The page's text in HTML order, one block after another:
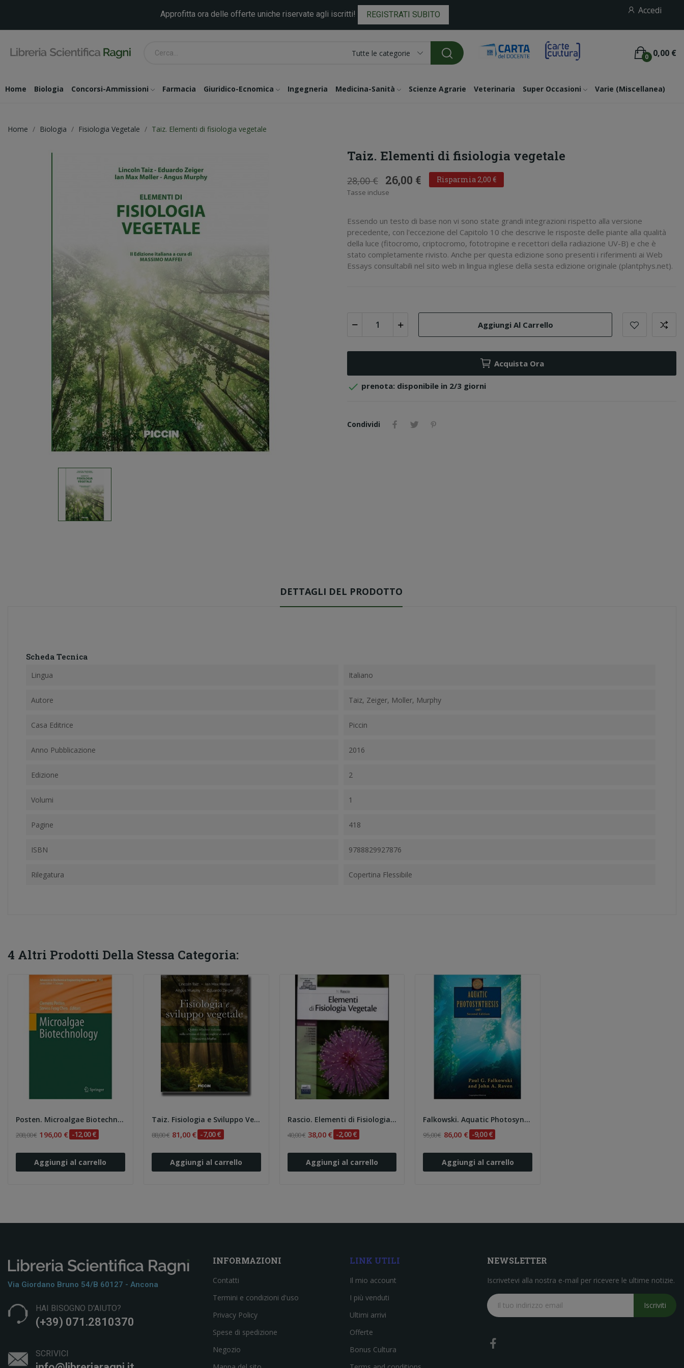
Approfitta ora delle offerte uniche riservate agli iscritti! REGISTRATI SUBITO Accedi
Tutte le categorie 0,00 €
0
Home Biologia Concorsi-Ammissioni Farmacia Giuridico-Ecnomica Ingegneria Medicina-Sanità Scienze Agrarie Veterinaria Super Occasioni Varie (miscellanea)
Home Biologia Fisiologia Vegetale Taiz. Elementi di fisiologia vegetale
Taiz. Elementi di fisiologia vegetale
28,00 € 26,00 € Risparmia 2,00 €
Tasse incluse
Essendo un testo di base non vi sono state grandi integrazioni rispetto alla versione
precedente, con l'eccezione del Capitolo 10 che descrive le risposte delle piante alla qualità
della luce (fitocromo, criptocromo, fototropine e recettori della radiazione UV-B) e che è
stato completamente rivisto. Anche per questa edizione sono presenti i riferimenti ai Web
Essays consultabili nel sito web in lingua inglese della sesta edizione originale (plantphys.net).
Aggiungi Al Carrello
Acquista Ora
 prenota: disponibile in 2/3 giorni
Condividi
DETTAGLI DEL PRODOTTO
Scheda Tecnica
Lingua Italiano
Autore Taiz, Zeiger, Moller, Murphy
Casa Editrice Piccin
Anno Pubblicazione 2016
Edizione 2
Volumi 1
Pagine 418
ISBN 9788829927876
Rilegatura Copertina Flessibile
4 Altri Prodotti Della Stessa Categoria:
Posten. Microalgae Biotechnology
208,00 € 196,00 € -12,00 €
Aggiungi al carrello
Taiz. Fisiologia e Sviluppo Vegetale 5e
88,00 € 81,00 € -7,00 €
Aggiungi al carrello
Rascio. Elementi di Fisiologia Vegetale 3e
40,00 € 38,00 € -2,00 €
Aggiungi al carrello
Falkowski. Aquatic Photosynthesis
95,00 € 86,00 € -9,00 €
Aggiungi al carrello
Via Giordano Bruno 54/b 60127 - Ancona
HAI BISOGNO D'AIUTO?
(+39) 071.2810370
SCRIVICI
INFORMAZIONI
Contatti
Termini e condizioni d'uso
Privacy Policy
Spese di spedizione
Negozio
LINK UTILI
Il mio account
I più venduti
Ultimi arrivi
Offerte
Bonus Cultura
NEWSLETTER
Iscrivetevi alla nostra e-mail per ricevere le ultime notizie.
Iscriviti